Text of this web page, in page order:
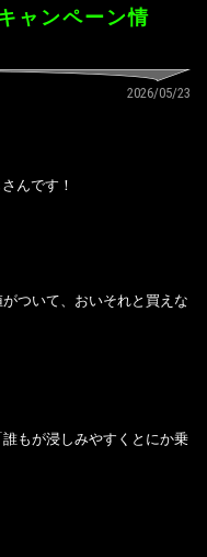
ャンペーン情
2026/05/23
んです！
ついて、おいそれと買えな
もが浸しみやすくとにか乗